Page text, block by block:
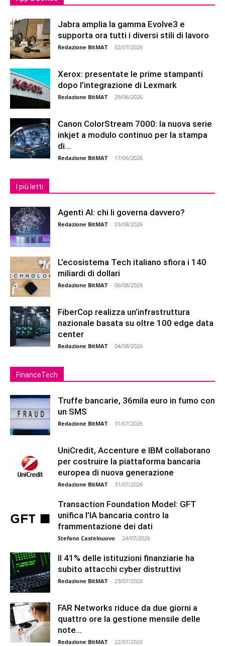
Jabra amplia la gamma Evolve3 e
supporta ora tutti i diversi stili di lavoro
Redazione BitMAT - 02/07/2026
Xerox: presentate le prime stampanti
dopo l’integrazione di Lexmark
Redazione BitMAT - 29/06/2026
Canon ColorStream 7000: la nuova serie
inkjet a modulo continuo per la stampa
di...
Redazione BitMAT - 17/06/2026
I più letti
Agenti AI: chi li governa davvero?
Redazione BitMAT - 03/08/2026
L’ecosistema Tech italiano sfiora i 140
miliardi di dollari
Redazione BitMAT - 06/08/2026
FiberCop realizza un’infrastruttura
nazionale basata su oltre 100 edge data
center
Redazione BitMAT - 04/08/2026
FinanceTech
Truffe bancarie, 36mila euro in fumo con
un SMS
Redazione BitMAT - 31/07/2026
UniCredit, Accenture e IBM collaborano
per costruire la piattaforma bancaria
europea di nuova generazione
Redazione BitMAT - 31/07/2026
Transaction Foundation Model: GFT
unifica l’IA bancaria contro la
frammentazione dei dati
Stefano Castelnuovo - 24/07/2026
Il 41% delle istituzioni finanziarie ha
subito attacchi cyber distruttivi
Redazione BitMAT - 23/07/2026
FAR Networks riduce da due giorni a
quattro ore la gestione mensile delle
note...
Redazione BitMAT - 22/07/2026